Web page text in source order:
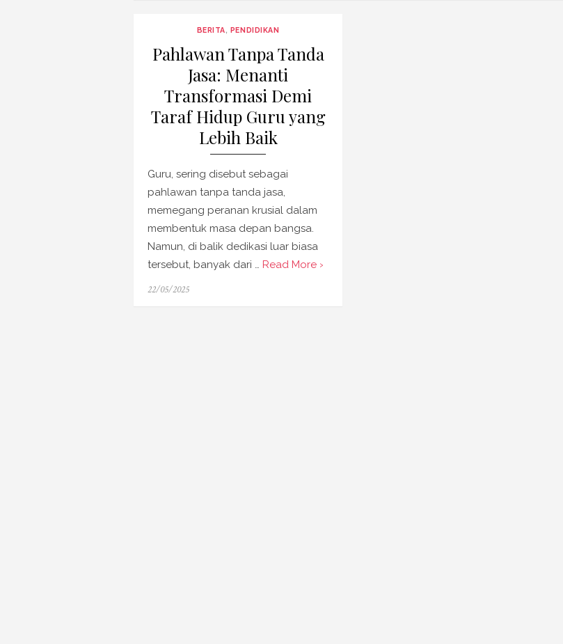
BERITA, PENDIDIKAN
Pahlawan Tanpa Tanda
Jasa: Menanti
Transformasi Demi
Taraf Hidup Guru yang
Lebih Baik
Guru, sering disebut sebagai
pahlawan tanpa tanda jasa,
memegang peranan krusial dalam
membentuk masa depan bangsa.
Namun, di balik dedikasi luar biasa
tersebut, banyak dari … Read More ›
Posted
22/05/2025